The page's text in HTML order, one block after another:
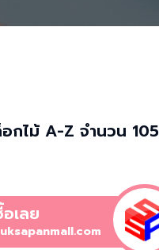
กไม้ A-Z จำนวน
เลย